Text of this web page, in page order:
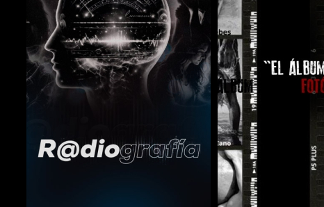
COMPARTIR